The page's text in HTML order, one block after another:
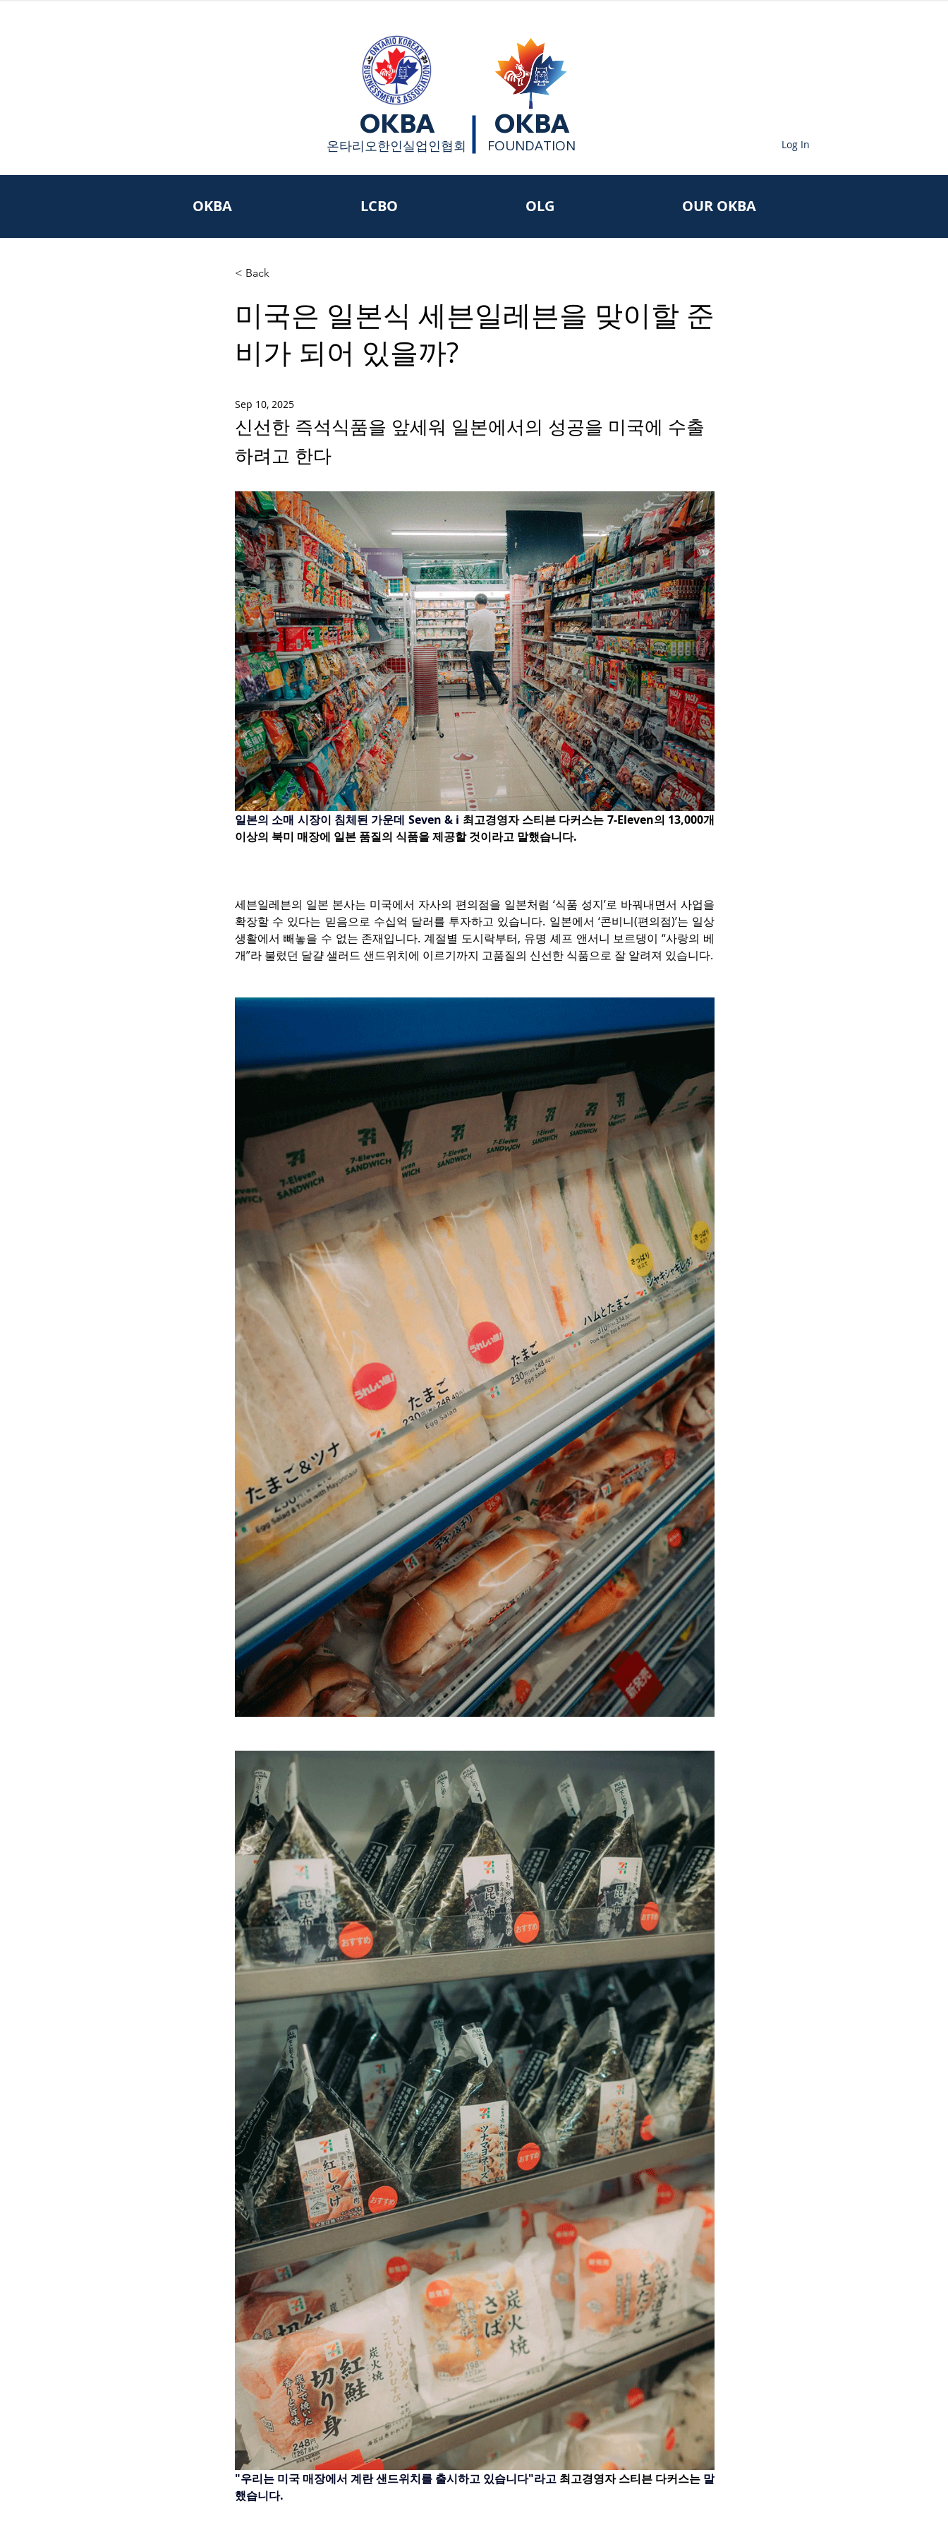
OKBA
​온타리오한인실업인협회
OKBA
FOUNDATION Log In
OKBA LCBO OLG OUR OKBA
< Back
미국은 일본식 세븐일레븐을 맞이할 준
비가 되어 있을까?
Sep 10, 2025
신선한 즉석식품을 앞세워 일본에서의 성공을 미국에 수출
하려고 한다
일본의 소매 시장이 침체된 가운데 Seven & i 최고경영자 스티븐 다커스는 7-Eleven의 13,000개
이상의 북미 매장에 일본 품질의 식품을 제공할 것이라고 말했습니다.
세븐일레븐의 일본 본사는 미국에서 자사의 편의점을 일본처럼 ‘식품 성지’로 바꿔내면서 사업을
확장할 수 있다는 믿음으로 수십억 달러를 투자하고 있습니다. 일본에서 ‘콘비니(편의점)’는 일상
생활에서 빼놓을 수 없는 존재입니다. 계절별 도시락부터, 유명 셰프 앤서니 보르댕이 “사랑의 베
개”라 불렀던 달걀 샐러드 샌드위치에 이르기까지 고품질의 신선한 식품으로 잘 알려져 있습니다.
"우리는 미국 매장에서 계란 샌드위치를 출시하고 있습니다"라고 최고경영자 스티븐 다커스는 말
했습니다.